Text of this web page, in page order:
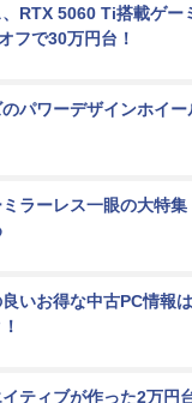
RTX 5060 Ti搭載ゲー
フで30万円台！
のパワーデザインホイ
ミラーレス一眼の大特
いお得な中古PC情報
ティブが作った2万円